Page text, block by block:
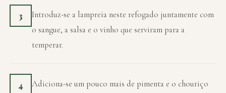
3
Introduz-se a lampreia neste refogado juntamente com
o sangue, a salsa e o vinho que serviram para a
temperar.
4
Adiciona-se um pouco mais de pimenta e o chouriço